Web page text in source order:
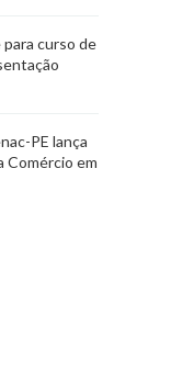
para curso de
PE lança
Comércio em